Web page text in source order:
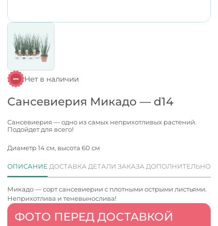
Нет в наличии
Сансевиерия Микадо — d14
Сансевиерия — одно из самых неприхотливых растений.
Подойдет для всего!
Диаметр 14 см, высота 60 см
ФОТО ПЕРЕД ДОСТАВКОЙ
ОПИСАНИЕ ДОСТАВКА ДЕТАЛИ ЗАКАЗА ДОПОЛНИТЕЛЬНО
Микадо — сорт сансевиерии с плотными острыми листьями.
Неприхотлива и теневынослива!